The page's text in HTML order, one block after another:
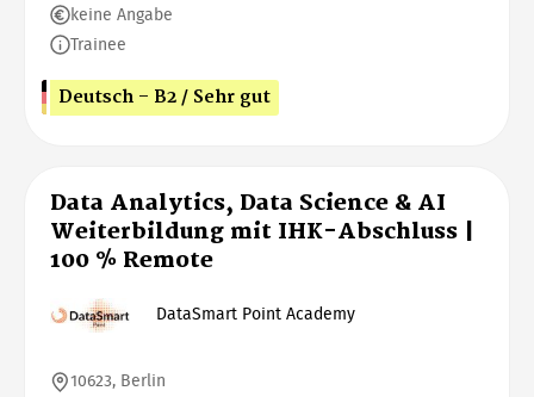
keine Angabe
Trainee
Deutsch - B2 / Sehr gut
Data Analytics, Data Science & AI
Weiterbildung mit IHK-Abschluss |
100 % Remote
DataSmart Point Academy
10623, Berlin